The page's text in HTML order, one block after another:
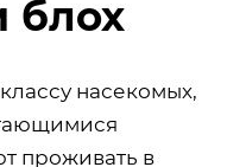
блох
насекомых,
проживать в